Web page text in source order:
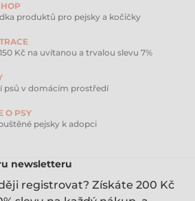
ve skutečnosti je však z
vyrobeného ze směsi
vláken, a spojuje všechny
Je odolnější než dřevo,
netříští se jako dřevo, když
hlavolamu kousne. Navíc je víc
si myslíme, jen někdy potřebují
a dodat odvahu. Začněte
rebel naučí zacházet nejprve s
produktů pro pejsky a kočičky
Kč na uvítanou a trvalou slevu 7%
psů v domácím prostředí
O PSY
pejsky k adopci
newsletteru
registrovat? Získáte 200 Kč